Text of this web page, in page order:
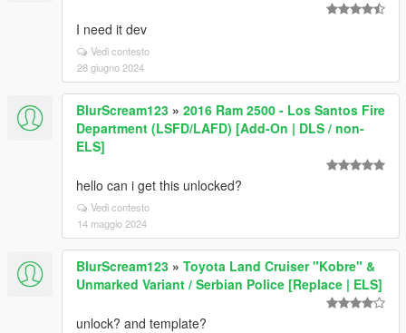
I need it dev
Vedi contesto
28 giugno 2024
BlurScream123 » 2016 Ram 2500 - Los Santos Fire
Department (LSFD/LAFD) [Add-On | DLS / non-
ELS]
hello can i get this unlocked?
Vedi contesto
14 maggio 2024
BlurScream123 » Toyota Land Cruiser "Kobre" &
Unmarked Variant / Serbian Police [Replace | ELS]
unlock? and template?